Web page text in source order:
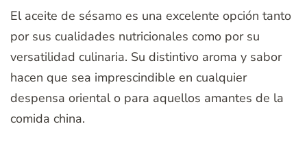
El aceite de sésamo es una excelente opción tanto
por sus cualidades nutricionales como por su
versatilidad culinaria. Su distintivo aroma y sabor
hacen que sea imprescindible en cualquier
despensa oriental o para aquellos amantes de la
comida china.